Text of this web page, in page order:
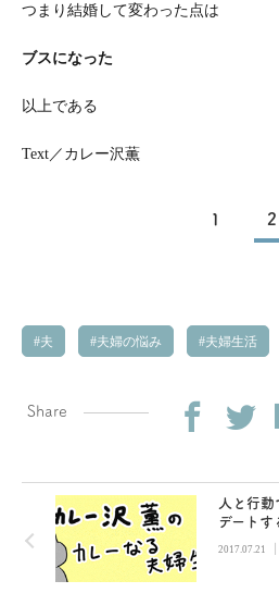
つまり結婚して変わった点は
ブスになった
以上である
Text／カレー沢薫
1 2
夫 夫婦の悩み 夫婦生活
Share
人と行
デートす
2017.07.21 |